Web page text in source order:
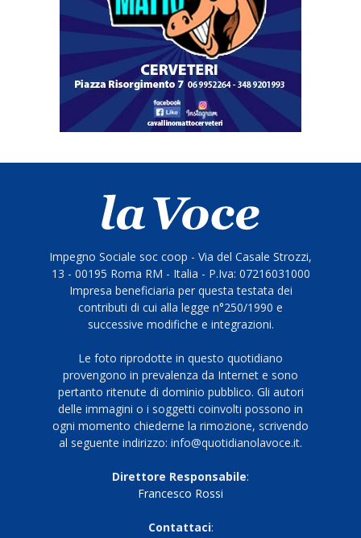
Impegno Sociale soc coop - Via del Casale Strozzi,
13 - 00195 Roma RM - Italia - P.Iva: 07216031000
Impresa beneficiaria per questa testata dei
contributi di cui alla legge n°250/1990 e
successive modifiche e integrazioni.
Le foto riprodotte in questo quotidiano
provengono in prevalenza da Internet e sono
pertanto ritenute di dominio pubblico. Gli autori
delle immagini o i soggetti coinvolti possono in
ogni momento chiederne la rimozione, scrivendo
al seguente indirizzo: info@quotidianolavoce.it.
Direttore Responsabile:
Francesco Rossi
Contattaci: